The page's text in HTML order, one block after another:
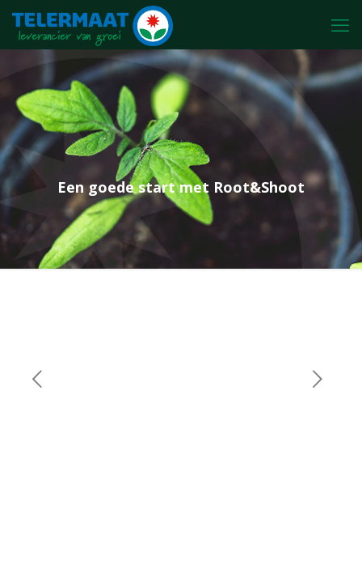
Een goede start met Root&Shoot